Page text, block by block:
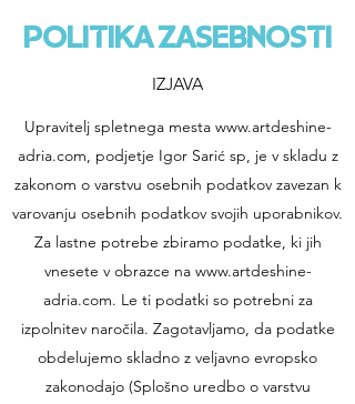
POLITIKA ZASEBNOSTI
IZJAVA
Upravitelj spletnega mesta www.artdeshine-
adria.com, podjetje Igor Sarić sp, je v skladu z
zakonom o varstvu osebnih podatkov zavezan k
varovanju osebnih podatkov svojih uporabnikov.
Za lastne potrebe zbiramo podatke, ki jih
vnesete v obrazce na www.artdeshine-
adria.com. Le ti podatki so potrebni za
izpolnitev naročila. Zagotavljamo, da podatke
obdelujemo skladno z veljavno evropsko
zakonodajo (Splošno uredbo o varstvu